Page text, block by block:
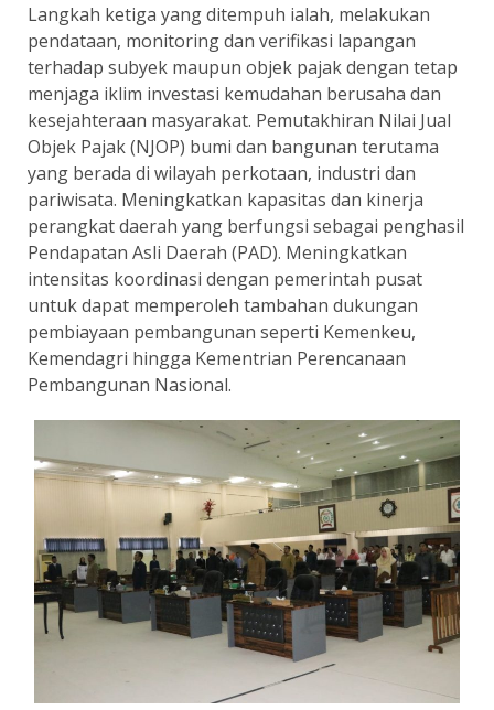
Langkah ketiga yang ditempuh ialah, melakukan
pendataan, monitoring dan verifikasi lapangan
terhadap subyek maupun objek pajak dengan tetap
menjaga iklim investasi kemudahan berusaha dan
kesejahteraan masyarakat. Pemutakhiran Nilai Jual
Objek Pajak (NJOP) bumi dan bangunan terutama
yang berada di wilayah perkotaan, industri dan
pariwisata. Meningkatkan kapasitas dan kinerja
perangkat daerah yang berfungsi sebagai penghasil
Pendapatan Asli Daerah (PAD). Meningkatkan
intensitas koordinasi dengan pemerintah pusat
untuk dapat memperoleh tambahan dukungan
pembiayaan pembangunan seperti Kemenkeu,
Kemendagri hingga Kementrian Perencanaan
Pembangunan Nasional.